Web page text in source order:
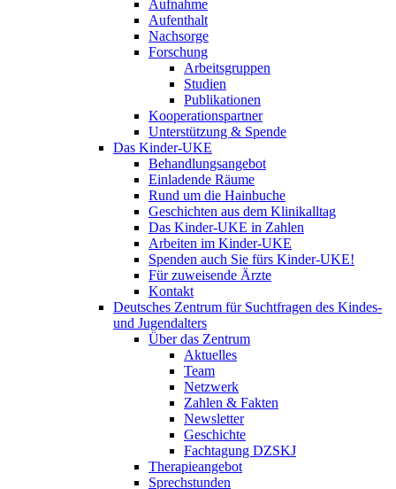
Aufnahme
Aufenthalt
Nachsorge
Forschung
Arbeitsgruppen
Studien
Publikationen
Kooperationspartner
Unterstützung & Spende
Das Kinder-UKE
Behandlungsangebot
Einladende Räume
Rund um die Hainbuche
Geschichten aus dem Klinikalltag
Das Kinder-UKE in Zahlen
Arbeiten im Kinder-UKE
Spenden auch Sie fürs Kinder-UKE!
Für zuweisende Ärzte
Kontakt
Deutsches Zentrum für Suchtfragen des Kindes-
und Jugendalters
Über das Zentrum
Aktuelles
Team
Netzwerk
Zahlen & Fakten
Newsletter
Geschichte
Fachtagung DZSKJ
Therapieangebot
Sprechstunden